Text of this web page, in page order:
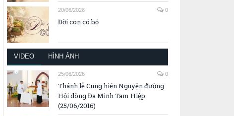
20/06/2026 0
Đời con có bố
VIDEO HÌNH ẢNH
25/06/2026 0
Thánh lễ Cung hiến Nguyện đường
Hội dòng Đa Minh Tam Hiệp
(25/06/2016)